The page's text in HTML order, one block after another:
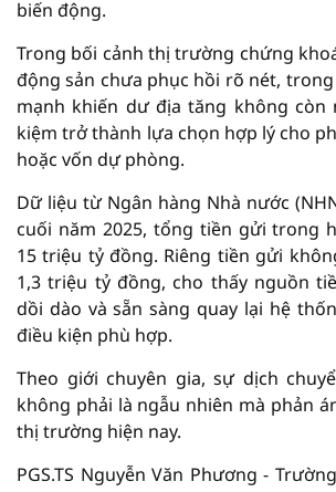
biến động.
Trong bối cảnh thị trường chứng
động sản chưa phục hồi rõ nét,
mạnh khiến dư địa tăng không
kiệm trở thành lựa chọn hợp lý cho
hoặc vốn dự phòng.
Dữ liệu từ Ngân hàng Nhà nước
cuối năm 2025, tổng tiền gửi trong
15 triệu tỷ đồng. Riêng tiền gửi
1,3 triệu tỷ đồng, cho thấy nguồn
dồi dào và sẵn sàng quay lại hệ
điều kiện phù hợp.
Theo giới chuyên gia, sự dịch
không phải là ngẫu nhiên mà phản
thị trường hiện nay.
PGS.TS Nguyễn Văn Phương -